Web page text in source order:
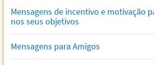
Mensagens de incentivo e motivação
nos seus objetivos
Mensagens para Amigos